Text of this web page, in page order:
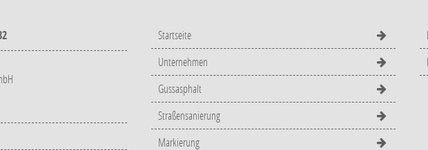
Startseite
Unternehmen
Gussasphalt
Straßensanierung
Markierung